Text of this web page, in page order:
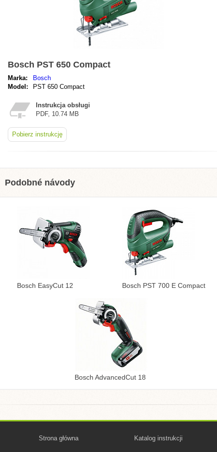
Bosch PST 650 Compact
Marka:
Bosch
Model:
PST 650 Compact
Instrukcja obsługi
PDF, 10.74 MB
Pobierz instrukcję
Podobné návody
Bosch EasyCut 12 Bosch PST 700 E Compact
Bosch AdvancedCut 18
Strona główna Katalog instrukcji